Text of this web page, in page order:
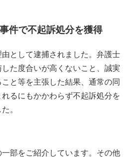
件で不起訴処分を獲得
として逮捕されました。弁護士
た度合いが高くないこと、誠実
と等を主張した結果、通常の同
るにもかかわらず不起訴処分を
。
部をご紹介しています。その他